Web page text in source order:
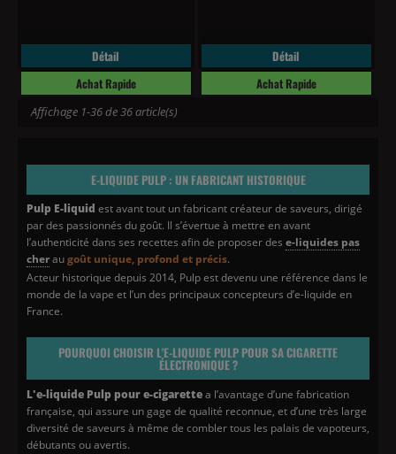
(1 avis)
Détail
Achat Rapide
Détail
Achat Rapide
Affichage 1-36 de 36 article(s)
E-LIQUIDE PULP : UN FABRICANT HISTORIQUE
Pulp E-liquid est avant tout un fabricant créateur de saveurs, dirigé
par des passionnés du goût. Il s’évertue à mettre en avant
l’authenticité dans ses recettes afin de proposer des e-liquides pas
cheraugoût unique, profond et précis.
Acteur historique depuis 2014, Pulp est devenu une référence dans le
monde de la vape et l’un des principaux concepteurs d’e-liquide en
France.
POURQUOI CHOISIR L'E-LIQUIDE PULP POUR SA CIGARETTE
ÉLECTRONIQUE ?
L'e-liquide Pulp pour e-cigarettea l’avantage d’une fabrication
française, qui assure un gage de qualité reconnue, et d’une très large
diversité de saveurs à même de combler tous les palais de vapoteurs,
débutants ou avertis.